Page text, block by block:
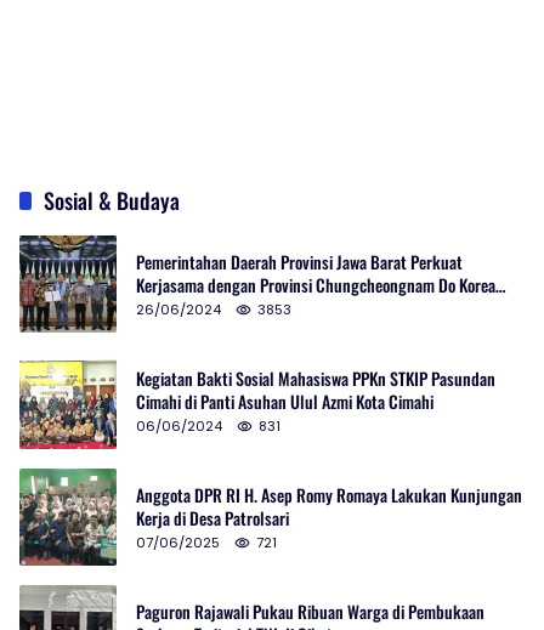
Sosial & Budaya
Pemerintahan Daerah Provinsi Jawa Barat Perkuat
Kerjasama dengan Provinsi Chungcheongnam Do Korea
Selatan
26/06/2024 3853
Kegiatan Bakti Sosial Mahasiswa PPKn STKIP Pasundan
Cimahi di Panti Asuhan Ulul Azmi Kota Cimahi
06/06/2024 831
Anggota DPR RI H. Asep Romy Romaya Lakukan Kunjungan
Kerja di Desa Patrolsari
07/06/2025 721
Paguron Rajawali Pukau Ribuan Warga di Pembukaan